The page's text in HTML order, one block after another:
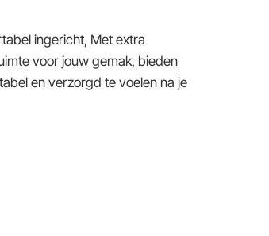
ingericht, Met extra
voor jouw gemak, bieden
en verzorgd te voelen na je